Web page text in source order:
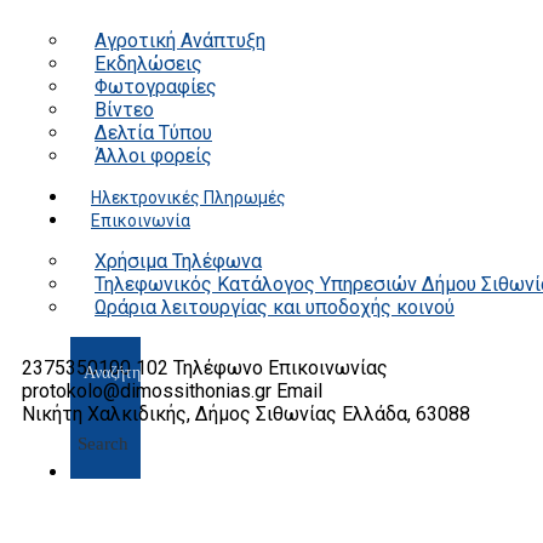
Αγροτική Ανάπτυξη
Εκδηλώσεις
Φωτογραφίες
Βίντεο
Δελτία Τύπου
Άλλοι φορείς
Ηλεκτρονικές Πληρωμές
Επικοινωνία
Χρήσιμα Τηλέφωνα
Τηλεφωνικός Κατάλογος Υπηρεσιών Δήμου
Ωράρια λειτουργίας και υποδοχής κοινού
Search
2375350100 102 Τηλέφωνο Επικοινωνίας
protokolo@dimossithonias.gr Email
Νικήτη Χαλκιδικής, Δήμος Σιθωνίας Ελλάδα, 63088